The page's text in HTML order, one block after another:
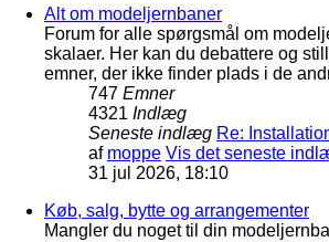
Alt om modeljernbaner
Forum for alle spørgsmål om
skalaer. Her kan du debattere og
emner, der ikke finder plads i de
747 Emner
4321 Indlæg
Seneste indlæg Re:
af moppe Vis det seneste
31 jul 2026, 18:10
Køb, salg, bytte og arrangementer
Mangler du noget til din